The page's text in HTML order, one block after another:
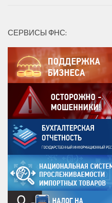
СЕРВИСЫ ФНС: